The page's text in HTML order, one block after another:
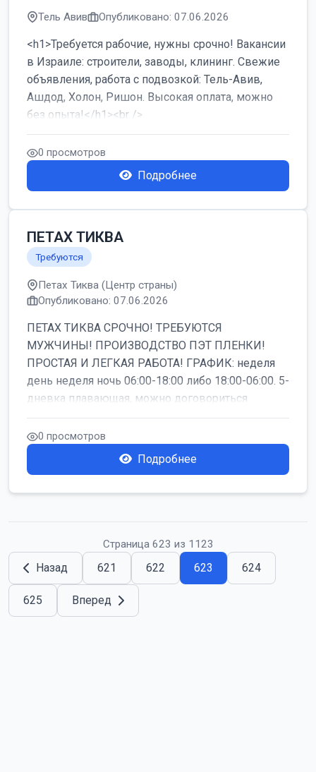
Тель Авив Опубликовано: 07.06.2026
<h1>Требуется рабочие, нужны срочно! Вакансии
в Израиле: строители, заводы, клининг. Свежие
объявления, работа с подвозкой: Тель-Авив,
Ашдод, Холон, Ришон. Высокая оплата, можно
без опыта!</h1><br />
...
0 просмотров
Подробнее
ПЕТАХ ТИКВА
Требуются
Петах Тиква (Центр страны)
Опубликовано: 07.06.2026
ПЕТАХ ТИКВА СРОЧНО! ТРЕБУЮТСЯ
МУЖЧИНЫ! ПРОИЗВОДСТВО ПЭТ ПЛЕНКИ!
ПРОСТАЯ И ЛЕГКАЯ РАБОТА! ГРАФИК: неделя
день неделя ночь 06:00-18:00 либо 18:00-06:00. 5-
дневка плавающая, можно договориться
работать б...
0 просмотров
Подробнее
Страница 623 из 1123
Назад 621 622 623 624
625 Вперед